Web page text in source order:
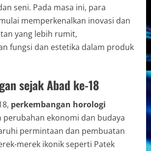
seni. Pada masa ini, para
memperkenalkan inovasi dan
yang lebih rumit,
fungsi dan estetika dalam produk
sejak Abad ke-18
perkembangan horologi
perubahan ekonomi dan budaya
permintaan dan pembuatan
merek ikonik seperti Patek